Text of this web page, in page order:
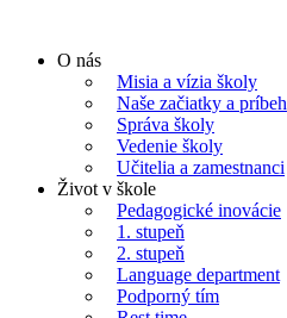
obsah
O nás
Misia a vízia školy
Naše začiatky a príbeh
Správa školy
Vedenie školy
Učitelia a zamestnanci
Život v škole
Pedagogické inovácie
1. stupeň
2. stupeň
Language department
Podporný tím